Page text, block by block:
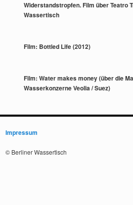
Widerstandstropfen. Film über Teatro
Wassertisch
Film: Bottled Life (2012)
Film: Water makes money (über die
Wasserkonzerne Veolia / Suez)
Impressum
© Berliner Wassertisch